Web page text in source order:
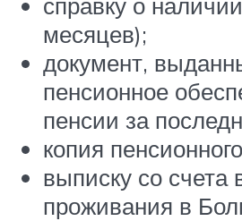
месяцев);
документ,
пенсионное
пенсии за
копия
выписку со
проживания в